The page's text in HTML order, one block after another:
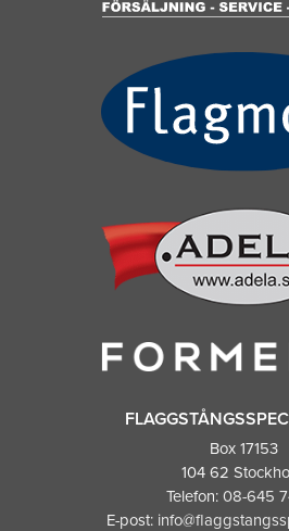
Box 17153
104 62
Telefon: 08-645
E-post: